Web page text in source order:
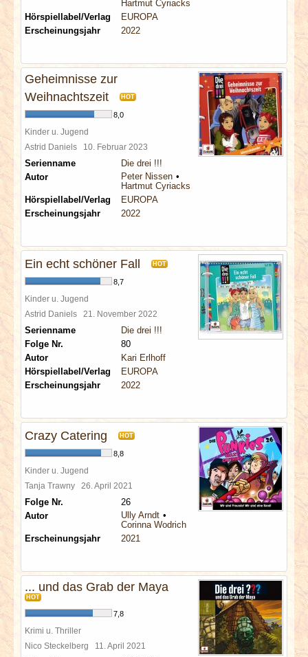
Hartmut Cyriacks
Hörspiellabel/Verlag
EUROPA
Erscheinungsjahr
2022
Geheimnisse zur
Weihnachtszeit
HOT
8,0
Kinder u. Jugend
Astrid Daniels 10. Februar 2023
Serienname
Die drei !!!
Autor
Peter Nissen
Hartmut Cyriacks
Hörspiellabel/Verlag
EUROPA
Erscheinungsjahr
2022
Ein echt schöner Fall HOT
8,7
Kinder u. Jugend
Astrid Daniels 21. November 2022
Serienname
Die drei !!!
Folge Nr.
80
Autor
Kari Erlhoff
Hörspiellabel/Verlag
EUROPA
Erscheinungsjahr
2022
Crazy Catering HOT
8,8
Kinder u. Jugend
Tanja Trawny 26. April 2021
Folge Nr.
26
Autor
Ully Arndt
Corinna Wodrich
Erscheinungsjahr
2021
... und das Grab der Maya
HOT
7,8
Krimi u. Thriller
Nico Steckelberg 11. April 2021